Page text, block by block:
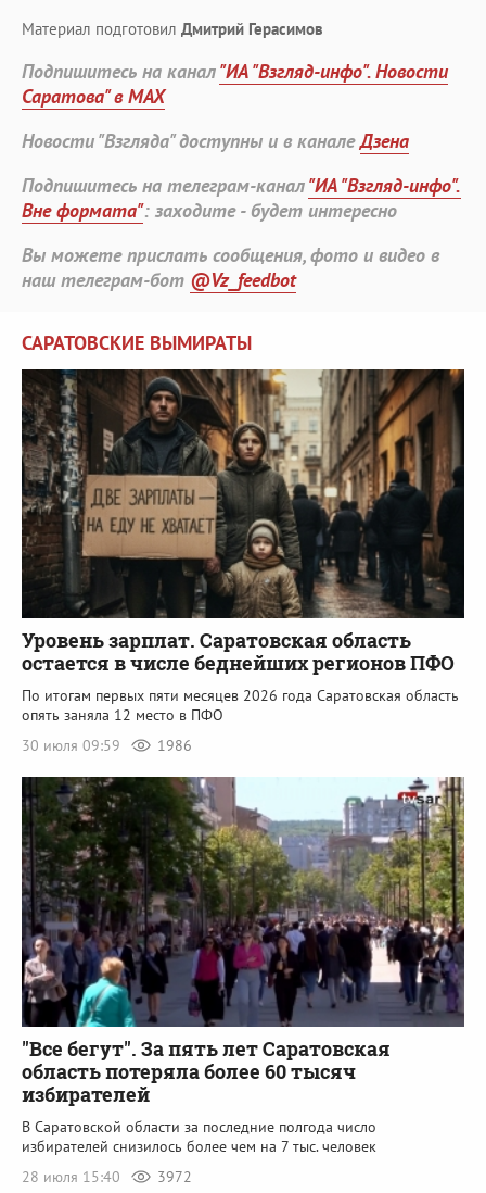
Материал подготовил Дмитрий Герасимов
Подпишитесь на канал"ИА "Взгляд-инфо". Новости
Саратова" в MAX
Новости "Взгляда" доступны и в каналеДзена
Подпишитесь на телеграм-канал"ИА "Взгляд-инфо".
Вне формата": заходите - будет интересно
Вы можете прислать сообщения, фото и видео в
наш телеграм-бот @Vz_feedbot
САРАТОВСКИЕ ВЫМИРАТЫ
Уровень зарплат. Саратовская область
остается в числе беднейших регионов ПФО
По итогам первых пяти месяцев 2026 года Саратовская область
опять заняла 12 место в ПФО
30 июля 09:59
1986
"Все бегут". За пять лет Саратовская
область потеряла более 60 тысяч
избирателей
В Саратовской области за последние полгода число
избирателей снизилось более чем на 7 тыс. человек
28 июля 15:40
3972